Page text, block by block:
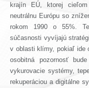
krajín EÚ, ktorej
neutrálnu Európu so
rokom 1990 o 55%.
súčasnosti vyvíjajú
v oblasti klímy, pokiaľ ide
osobitná pozornosť
vykurovacie systémy,
rekuperáciou a digitálne